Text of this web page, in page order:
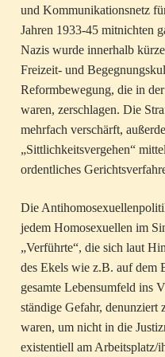
und Kommunikationsnetz
Jahren 1933-45 mitnichten
Nazis wurde innerhalb
Freizeit- und
Reformbewegung, die in
waren, zerschlagen. Die
mehrfach verschärft,
„Sittlichkeitsvergehen“
ordentliches
Die
jedem Homosexuellen im
„Verführte“, die sich laut
des Ekels wie z.B. auf dem
gesamte Lebensumfeld ins
ständige Gefahr,
waren, um nicht in die
existentiell am Arbeitsplatz/